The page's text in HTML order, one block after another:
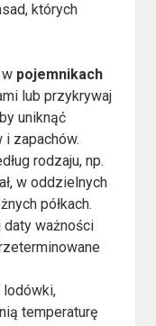
których
pojemnikach
lub przykrywaj
uniknąć
zapachów.
rodzaju, np.
w oddzielnych
półkach.
daty ważności
lodówki,
temperaturę